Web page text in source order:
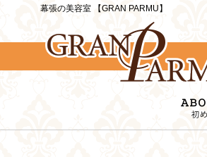
幕張の美容室 【GRAN PARMU】